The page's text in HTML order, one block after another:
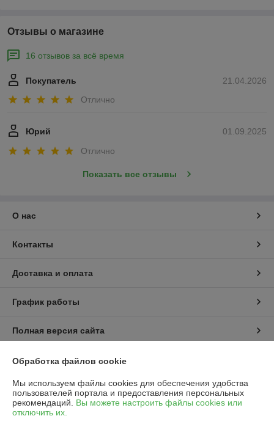
Отзывы о магазине
16 отзывов за всё время
21.04.2026
Покупатель
Отлично
01.09.2025
Юрий
Отлично
Показать все отзывы
О нас
Контакты
Доставка и оплата
График работы
Полная версия сайта
Политика обработки cookies
Сайт создан на платформе Deal.by
Обработка файлов cookie
Мы используем файлы cookies для обеспечения удобства
пользователей портала и предоставления персональных
рекомендаций. Вы можете настроить файлы cookies или
отключить их.